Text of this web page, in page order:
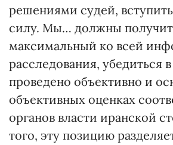
решениями судей,
силу. Мы… должны
максимальный ко всей
расследования, убедиться
проведено объективно и
объективных оценках
органов власти иранской
того, эту позицию